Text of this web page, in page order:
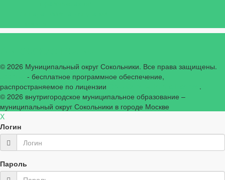
© 2026 Муниципальный округ Сокольники. Все права защищены.
- бесплатное программное обеспечение,
распространяемое по лицензии
.
© 2026 внутригородское муниципальное образование –
муниципальный округ Сокольники в городе Москве
X
Логин
Пароль